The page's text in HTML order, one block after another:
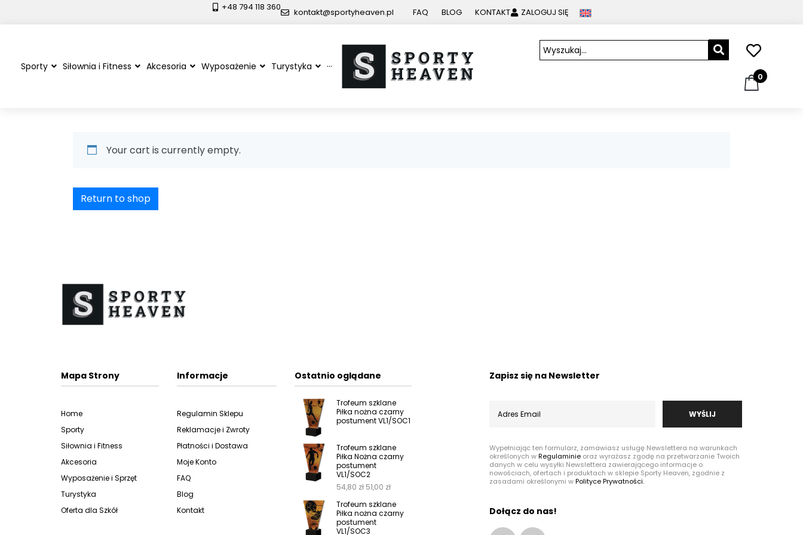
kontakt@sportyheaven.pl
+48 794 118 360 FAQ BLOG KONTAKT ZALOGUJ SIĘ
Sporty Siłownia i Fitness Akcesoria Wyposażenie Turystyka ···
0
Your cart is currently empty.
Return to shop
Mapa Strony
Home
Sporty
Siłownia i Fitness
Akcesoria
Wyposażenie i Sprzęt
Turystyka
Oferta dla Szkół
Informacje
Regulamin Sklepu
Reklamacje i Zwroty
Płatności i Dostawa
Moje Konto
FAQ
Blog
Kontakt
Ostatnio oglądane
Trofeum szklane
Piłka nożna czarny
postument VL1/SOC1
Trofeum szklane
Piłka Nożna czarny
postument
VL1/SOC2
54,80 zł 51,00 zł
Trofeum szklane
Piłka nożna czarny
postument
VL1/SOC3
Zapisz się na Newsletter
WYŚLIJ
Wypełniając ten formularz, zamawiasz usługę Newslettera na warunkach
określonych wRegulaminie oraz wyrażasz zgodę na przetwarzanie Twoich
danych w celu wysyłki Newslettera zawierającego informacje o
nowościach, ofertach i produktach w sklepie Sporty Heaven, zgodnie z
zasadami określonymi wPolityce Prywatności.
Dołącz do nas!